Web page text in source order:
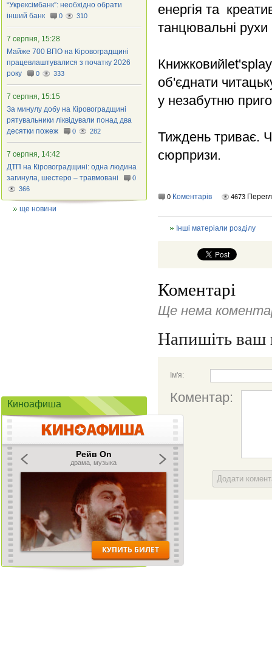
енергія та
танцювальні
об'єднати
у незабутню
Тиждень триває.
сюрпризи.
0 Коментарів 4673
Інші матеріали розділу
Коментарі
Ще нема
Напишіть ваш
Ім'я:
Коментар:
Додати
“Укрексімбанк”: необхідно обрати
інший банк
0 310
7 серпня, 15:28
Майже 700 ВПО на Кіровоградщині
працевлаштувалися з початку 2026
року
0 333
7 серпня, 15:15
За минулу добу на Кіровоградщині
рятувальники ліквідували понад два
десятки пожеж
0 282
7 серпня, 14:42
ДТП на Кіровоградщині: одна людина
загинула, шестеро – травмовані
0
366
ще новини
Киноафиша